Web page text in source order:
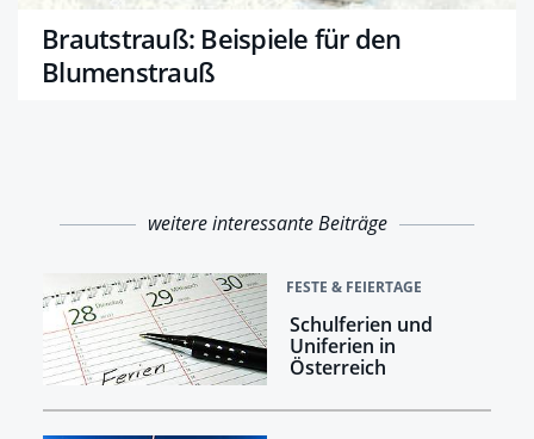
Brautstrauß: Beispiele für den
Blumenstrauß
weitere interessante Beiträge
FESTE & FEIERTAGE
Schulferien und
Uniferien in
Österreich